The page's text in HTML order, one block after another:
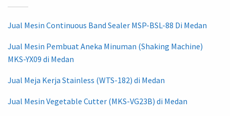
Jual Mesin Continuous Band Sealer MSP-BSL-88 Di Medan
Jual Mesin Pembuat Aneka Minuman (Shaking Machine)
MKS-YX09 di Medan
Jual Meja Kerja Stainless (WTS-182) di Medan
Jual Mesin Vegetable Cutter (MKS-VG23B) di Medan